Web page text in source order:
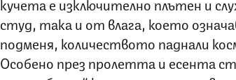
студ, така и от влага, което
подменя, количеството паднали
Особено през пролетта и есента